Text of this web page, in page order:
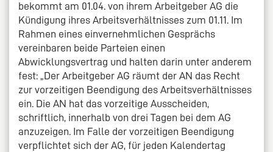
bekommt am 01.04. von ihrem Arbeitgeber AG die
Kündigung ihres Arbeitsverhältnisses zum 01.11. Im
Rahmen eines einvernehmlichen Gesprächs
vereinbaren beide Parteien einen
Abwicklungsvertrag und halten darin unter anderem
fest: „Der Arbeitgeber AG räumt der AN das Recht
zur vorzeitigen Beendigung des Arbeitsverhältnisses
ein. Die AN hat das vorzeitige Ausscheiden,
schriftlich, innerhalb von drei Tagen bei dem AG
anzuzeigen. Im Falle der vorzeitigen Beendigung
verpflichtet sich der AG, für jeden Kalendertag